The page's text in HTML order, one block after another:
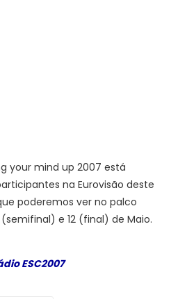
your mind up 2007 está
na Eurovisão deste
poderemos ver no palco
e 12 (final) de Maio.
ESC2007